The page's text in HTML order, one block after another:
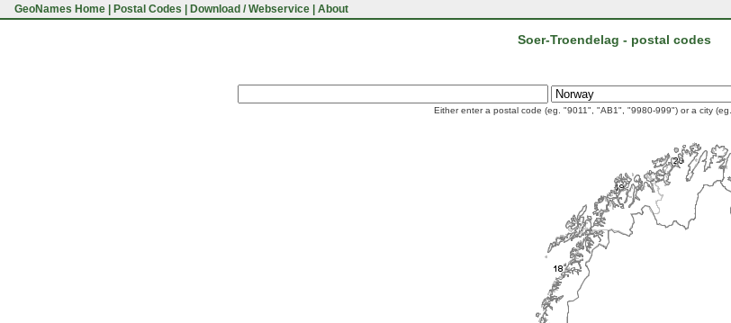
GeoNames Home Postal Codes Download / Webservice About
Soer-Troendelag - postal codes
Either enter a postal code (eg. "9011", "AB1", "9980-999") or a city